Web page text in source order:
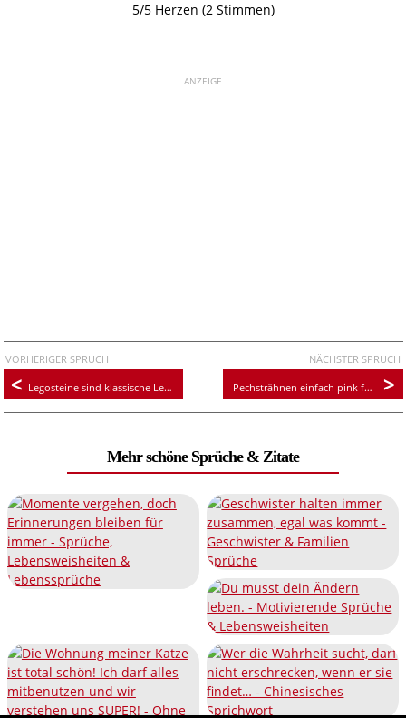
5/5 Herzen (2 Stimmen)
ANZEIGE
VORHERIGER SPRUCH
Legosteine sind klassische Lernspielzeuge. Du trittst einmal barfuß drauf und zack kannst du Ballet.
NÄCHSTER SPRUCH
Pechsträhnen einfach pink färben
Mehr schöne Sprüche & Zitate